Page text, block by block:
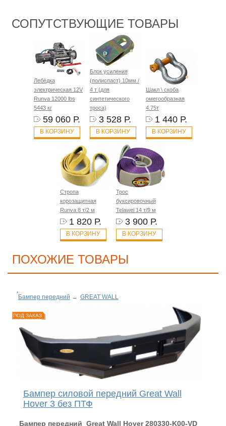
СОПУТСТВУЮЩИЕ ТОВАРЫ
Лебёдка
электрическая 12V
Runva 12000 lbs
5443 кг
59 060 Р.
В КОРЗИНУ
Блок усиления
(полиспаст) 10мм /
4 т (для
синтетического
троса)
3 528 Р.
В КОРЗИНУ
Шакл \ скоба
омегообразная
4.75т
1 440 Р.
В КОРЗИНУ
Стропа
корозащитная
Runva 8 т/2 м
1 820 Р.
В КОРЗИНУ
Трос
буксировочный
Telawei 14 т/9 м
3 900 Р.
В КОРЗИНУ
ПОХОЖИЕ ТОВАРЫ
Бампер передний → GREAT WALL
ПОД ЗАКАЗ
Бампер силовой передний Great Wall
Hover 3 без ПТФ
Бампер передний Great Wall Hover 280330-K00-VD